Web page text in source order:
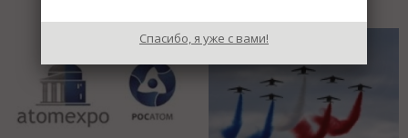
Спасибо, я уже с вами!